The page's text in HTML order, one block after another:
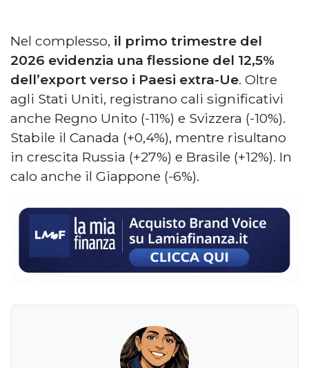
Nel complesso, il primo trimestre del
2026 evidenzia una flessione del 12,5%
dell’export verso i Paesi extra-Ue. Oltre
agli Stati Uniti, registrano cali significativi
anche Regno Unito (-11%) e Svizzera (-10%).
Stabile il Canada (+0,4%), mentre risultano
in crescita Russia (+27%) e Brasile (+12%). In
calo anche il Giappone (-6%).